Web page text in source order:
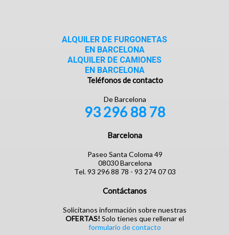
ALQUILER DE FURGONETAS
EN BARCELONA
ALQUILER DE CAMIONES
EN BARCELONA
Teléfonos de contacto
De Barcelona
93 296 88 78
Barcelona
Paseo Santa Coloma 49
08030 Barcelona
Tel. 93 296 88 78 - 93 274 07 03
Contáctanos
Solicítanos información sobre nuestras
OFERTAS! Solo tienes que rellenar el
formulario de contacto